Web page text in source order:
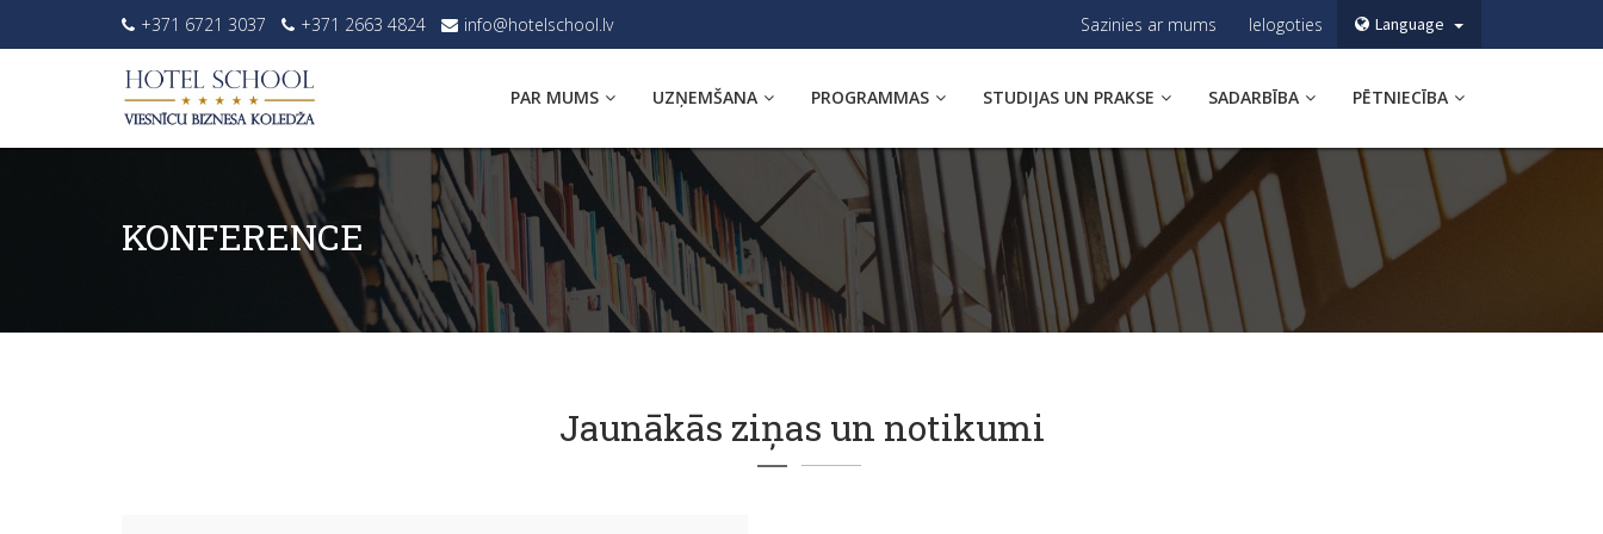
+371 6721 3037 +371 2663 4824 info@hotelschool.lv Language
Sazinies ar mums Ielogoties
PAR MUMS UZŅEMŠANA PROGRAMMAS STUDIJAS UN PRAKSE SADARBĪBA PĒTNIECĪBA
KONFERENCE
Jaunākās ziņas un notikumi